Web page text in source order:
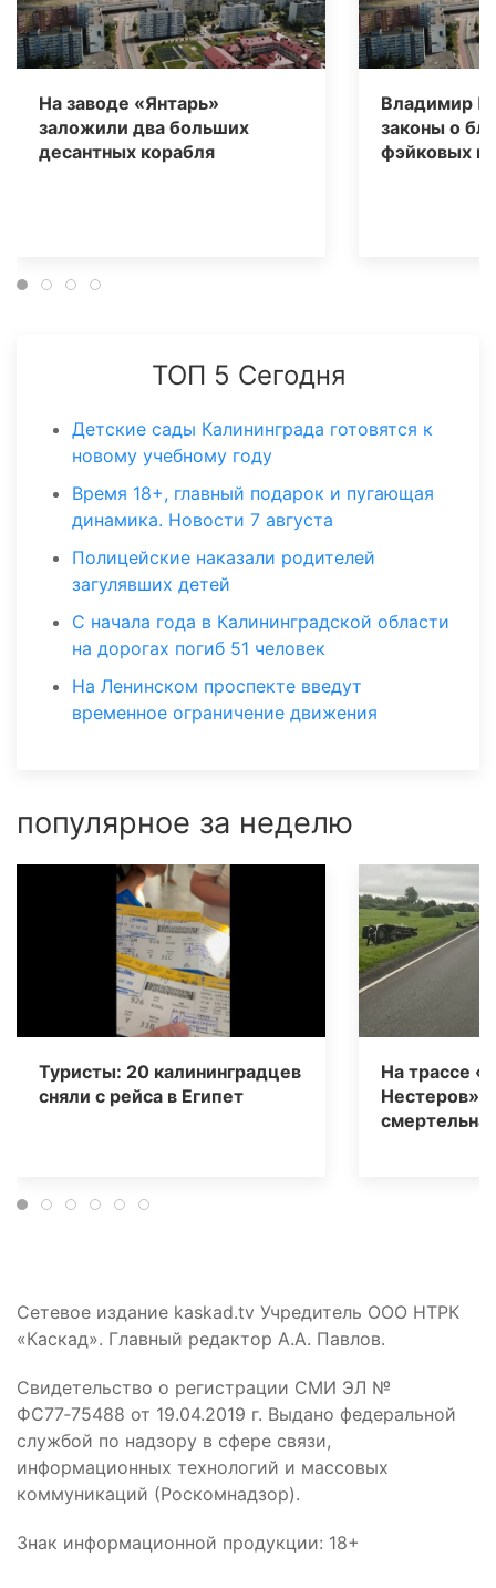
На заводе «Янтарь»
заложили два больших
десантных корабля
Владимир
законы о
фэйковых
ТОП 5 Сегодня
Детские сады Калининграда готовятся к
новому учебному году
Время 18+, главный подарок и пугающая
динамика. Новости 7 августа
Полицейские наказали родителей
загулявших детей
С начала года в Калининградской области
на дорогах погиб 51 человек
На Ленинском проспекте введут
временное ограничение движения
популярное за неделю
Туристы: 20 калининградцев
сняли с рейса в Египет
На трассе
Нестеров»
Сетевое издание kaskad.tv Учредитель ООО НТРК
«Каскад». Главный редактор А.А. Павлов.
Свидетельство о регистрации СМИ ЭЛ №
ФС77‑75488 от 19.04.2019 г. Выдано федеральной
службой по надзору в сфере связи,
информационных технологий и массовых
коммуникаций (Роскомнадзор).
Знак информационной продукции: 18+